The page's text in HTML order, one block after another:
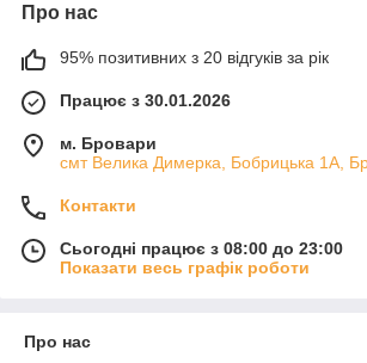
Про нас
95% позитивних з 20 відгуків за рік
Працює з 30.01.2026
м. Бровари
смт Велика Димерка, Бобрицька 1А,
Контакти
Сьогодні працює з 08:00 до 23:00
Показати весь графік роботи
Про нас